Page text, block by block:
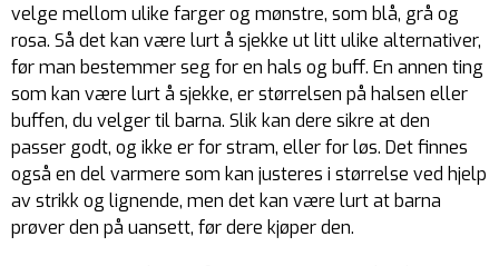
velge mellom ulike farger og mønstre, som blå, grå og
rosa. Så det kan være lurt å sjekke ut litt ulike alternativer,
før man bestemmer seg for en hals og buff. En annen ting
som kan være lurt å sjekke, er størrelsen på halsen eller
buffen, du velger til barna. Slik kan dere sikre at den
passer godt, og ikke er for stram, eller for løs. Det finnes
også en del varmere som kan justeres i størrelse ved hjelp
av strikk og lignende, men det kan være lurt at barna
prøver den på uansett, før dere kjøper den.